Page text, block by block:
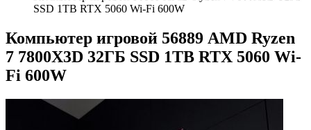
SSD 1TB RTX 5060 Wi-Fi 600W
Компьютер игровой 56889 AMD Ryzen
7 7800X3D 32ГБ SSD 1TB RTX 5060 Wi-
Fi 600W